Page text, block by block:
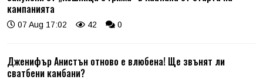
кампанията
07 Aug 17:02 42 0
Дженифър Анистън отново е влюбена! Ще звънят ли
сватбени камбани?